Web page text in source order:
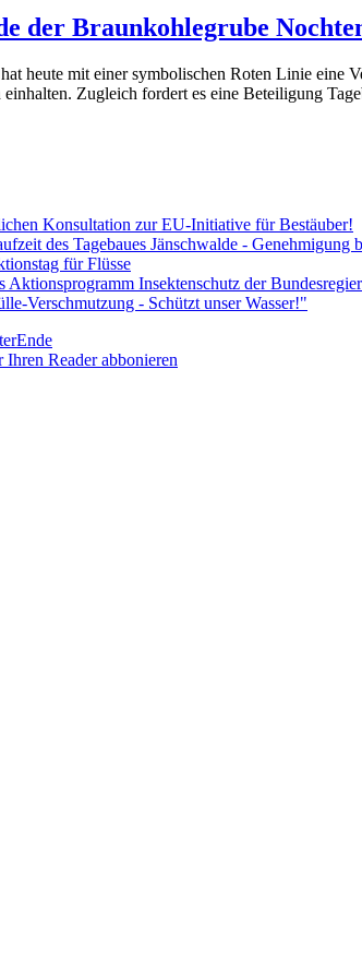
der Braunkohlegrube
heute mit einer symbolischen Roten Linie eine
Zugleich fordert es eine Beteiligung
Konsultation zur EU-Initiative für Bestäuber!
des Tagebaues Jänschwalde - Genehmigung
für Flüsse
Aktionsprogramm Insektenschutz der
Verschmutzung - Schützt unser Wasser!"
Ende
Reader abbonieren